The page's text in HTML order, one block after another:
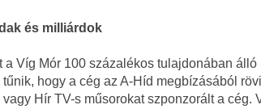
és milliárdok
a Víg Mór 100 százalékos tulajdonában
hogy a cég az A-Híd megbízásából
vagy Hír TV-s műsorokat szponzorált a cég.